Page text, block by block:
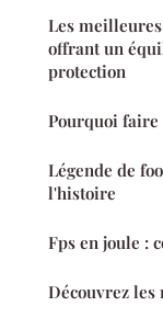
Les
offrant un
protection
Pourquoi faire
Légende de
l'histoire
Découvrez les